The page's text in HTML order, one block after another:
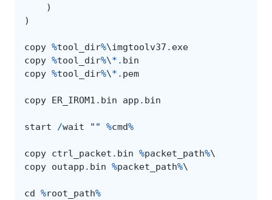
)
)
copy %tool_dir%\imgtoolv37 . exe
copy %tool_dir%\*. bin
copy %tool_dir%\*. pem
copy ER_IROM1 . bin app . bin
start /wait "" %cmd%
copy ctrl_packet . bin %packet_path%
copy outapp . bin %packet_path%
cd %root_path%